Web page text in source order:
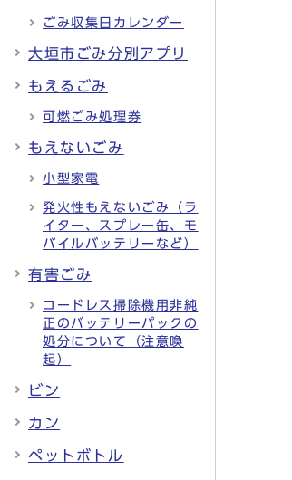
ごみ収集日カレンダー
大垣市ごみ分別アプリ
もえるごみ
可燃ごみ処理券
もえないごみ
小型家電
発火性もえないごみ（ラ
イター、スプレー缶、モ
バイルバッテリーなど）
有害ごみ
コードレス掃除機用非純
正のバッテリーパックの
処分について（注意喚
起）
ビン
カン
ペットボトル